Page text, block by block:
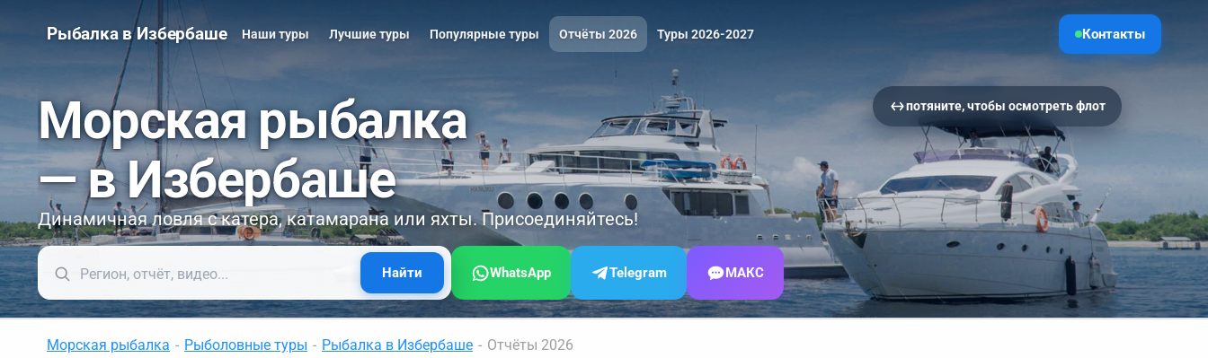
Рыбалка в Избербаше Наши туры Лучшие туры Популярные туры Отчёты 2026 Туры 2026-2027 Контакты
Морская рыбалка
— в Избербаше
Динамичная ловля с катера, катамарана или яхты. Присоединяйтесь!
Найти WhatsApp Telegram МАКС
потяните, чтобы осмотреть флот
Морская рыбалка - Рыболовные туры - Рыбалка в Избербаше - Отчёты 2026